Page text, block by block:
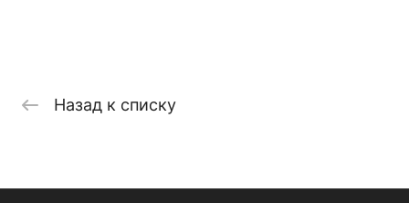
Назад к списку